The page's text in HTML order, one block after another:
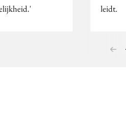
leidt.